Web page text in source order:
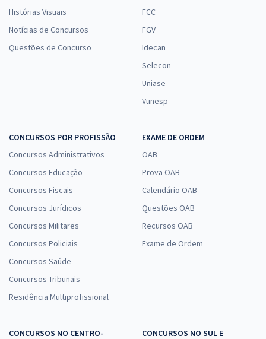
Histórias Visuais
Notícias de Concursos
Questões de Concurso
FCC
FGV
Idecan
Selecon
Uniase
Vunesp
CONCURSOS POR PROFISSÃO
Concursos Administrativos
Concursos Educação
Concursos Fiscais
Concursos Jurídicos
Concursos Militares
Concursos Policiais
Concursos Saúde
Concursos Tribunais
Residência Multiprofissional
EXAME DE ORDEM
OAB
Prova OAB
Calendário OAB
Questões OAB
Recursos OAB
Exame de Ordem
CONCURSOS NO CENTRO-
CONCURSOS NO SUL E